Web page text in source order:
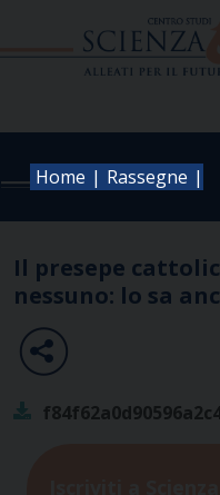
Home | Rassegne |
Il presepe
nessuno: lo sa